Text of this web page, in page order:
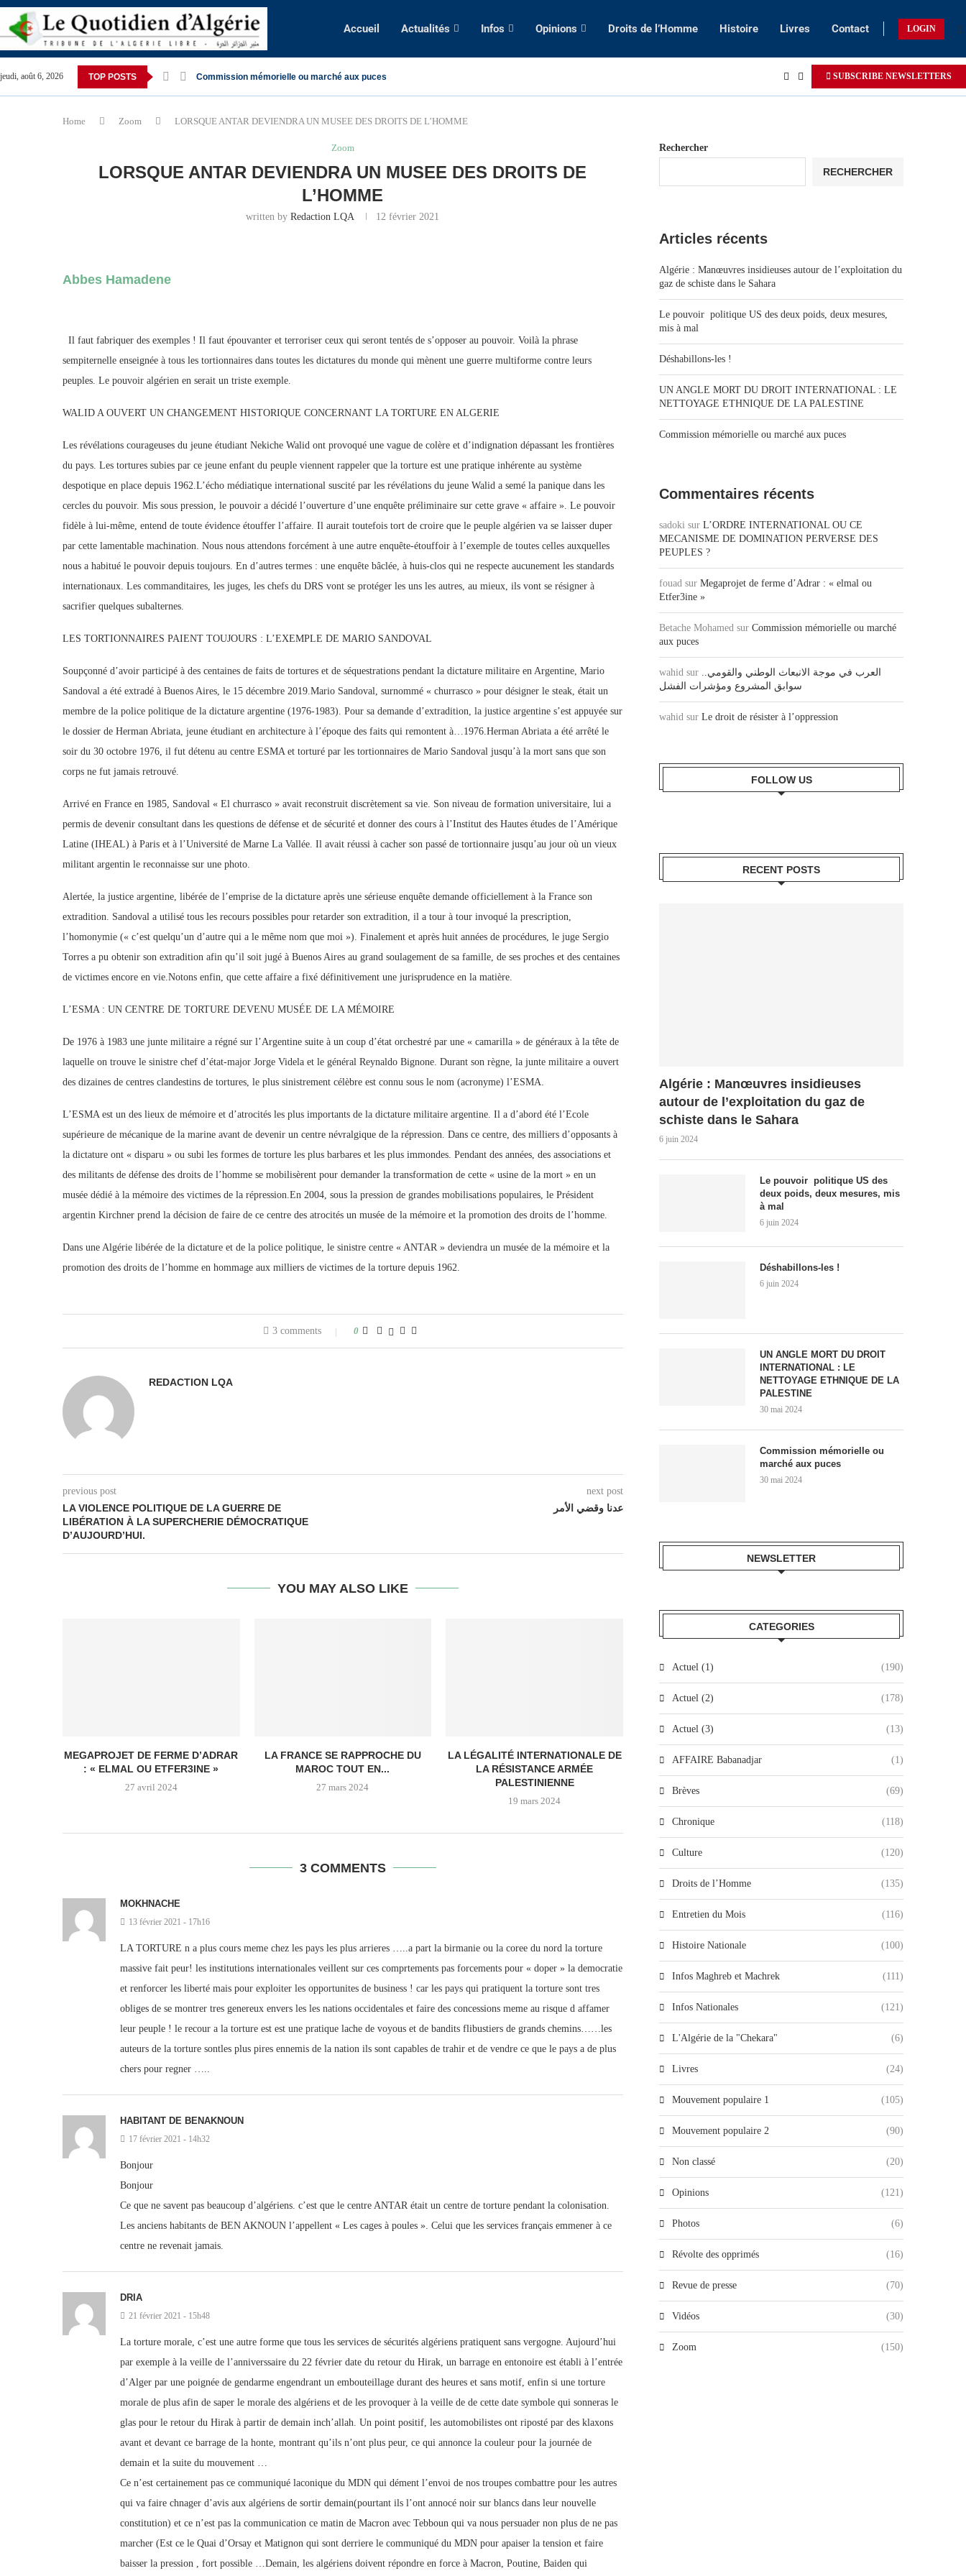
Accueil Actualités Infos Opinions Droits de l’Homme Histoire Livres Contact LOGIN
jeudi, août 6, 2026 TOP POSTS Commission mémorielle ou marché aux puces SUBSCRIBE NEWSLETTERS
Home Zoom LORSQUE ANTAR DEVIENDRA UN MUSEE DES DROITS DE L’HOMME
Zoom
LORSQUE ANTAR DEVIENDRA UN MUSEE DES DROITS DE
L’HOMME
written byRedaction LQA 12 février 2021
Abbes Hamadene
Il faut fabriquer des exemples ! Il faut épouvanter et terroriser ceux qui seront tentés de s’opposer au pouvoir. Voilà la phrase
sempiternelle enseignée à tous les tortionnaires dans toutes les dictatures du monde qui mènent une guerre multiforme contre leurs
peuples. Le pouvoir algérien en serait un triste exemple.
WALID A OUVERT UN CHANGEMENT HISTORIQUE CONCERNANT LA TORTURE EN ALGERIE
Les révélations courageuses du jeune étudiant Nekiche Walid ont provoqué une vague de colère et d’indignation dépassant les frontières
du pays. Les tortures subies par ce jeune enfant du peuple viennent rappeler que la torture est une pratique inhérente au système
despotique en place depuis 1962.L’écho médiatique international suscité par les révélations du jeune Walid a semé la panique dans les
cercles du pouvoir. Mis sous pression, le pouvoir a décidé l’ouverture d’une enquête préliminaire sur cette grave « affaire ». Le pouvoir
fidèle à lui-même, entend de toute évidence étouffer l’affaire. Il aurait toutefois tort de croire que le peuple algérien va se laisser duper
par cette lamentable machination. Nous nous attendons forcément à une autre enquête-étouffoir à l’exemple de toutes celles auxquelles
nous a habitué le pouvoir depuis toujours. En d’autres termes : une enquête bâclée, à huis-clos qui ne respecte aucunement les standards
internationaux. Les commanditaires, les juges, les chefs du DRS vont se protéger les uns les autres, au mieux, ils vont se résigner à
sacrifier quelques subalternes.
LES TORTIONNAIRES PAIENT TOUJOURS : L’EXEMPLE DE MARIO SANDOVAL
Soupçonné d’avoir participé à des centaines de faits de tortures et de séquestrations pendant la dictature militaire en Argentine, Mario
Sandoval a été extradé à Buenos Aires, le 15 décembre 2019.Mario Sandoval, surnommé « churrasco » pour désigner le steak, était un
membre de la police politique de la dictature argentine (1976-1983). Pour sa demande d’extradition, la justice argentine s’est appuyée sur
le dossier de Herman Abriata, jeune étudiant en architecture à l’époque des faits qui remontent à…1976.Herman Abriata a été arrêté le
soir du 30 octobre 1976, il fut détenu au centre ESMA et torturé par les tortionnaires de Mario Sandoval jusqu’à la mort sans que son
corps ne fut jamais retrouvé.
Arrivé en France en 1985, Sandoval « El churrasco » avait reconstruit discrètement sa vie. Son niveau de formation universitaire, lui a
permis de devenir consultant dans les questions de défense et de sécurité et donner des cours à l’Institut des Hautes études de l’Amérique
Latine (IHEAL) à Paris et à l’Université de Marne La Vallée. Il avait réussi à cacher son passé de tortionnaire jusqu’au jour où un vieux
militant argentin le reconnaisse sur une photo.
Alertée, la justice argentine, libérée de l’emprise de la dictature après une sérieuse enquête demande officiellement à la France son
extradition. Sandoval a utilisé tous les recours possibles pour retarder son extradition, il a tour à tour invoqué la prescription,
l’homonymie (« c’est quelqu’un d’autre qui a le même nom que moi »). Finalement et après huit années de procédures, le juge Sergio
Torres a pu obtenir son extradition afin qu’il soit jugé à Buenos Aires au grand soulagement de sa famille, de ses proches et des centaines
de victimes encore en vie.Notons enfin, que cette affaire a fixé définitivement une jurisprudence en la matière.
L’ESMA : UN CENTRE DE TORTURE DEVENU MUSÉE DE LA MÉMOIRE
De 1976 à 1983 une junte militaire a régné sur l’Argentine suite à un coup d’état orchestré par une « camarilla » de généraux à la tête de
laquelle on trouve le sinistre chef d’état-major Jorge Videla et le général Reynaldo Bignone. Durant son règne, la junte militaire a ouvert
des dizaines de centres clandestins de tortures, le plus sinistrement célèbre est connu sous le nom (acronyme) l’ESMA.
L’ESMA est un des lieux de mémoire et d’atrocités les plus importants de la dictature militaire argentine. Il a d’abord été l’Ecole
supérieure de mécanique de la marine avant de devenir un centre névralgique de la répression. Dans ce centre, des milliers d’opposants à
la dictature ont « disparu » ou subi les formes de torture les plus barbares et les plus immondes. Pendant des années, des associations et
des militants de défense des droits de l’homme se mobilisèrent pour demander la transformation de cette « usine de la mort » en un
musée dédié à la mémoire des victimes de la répression.En 2004, sous la pression de grandes mobilisations populaires, le Président
argentin Kirchner prend la décision de faire de ce centre des atrocités un musée de la mémoire et la promotion des droits de l’homme.
Dans une Algérie libérée de la dictature et de la police politique, le sinistre centre « ANTAR » deviendra un musée de la mémoire et la
promotion des droits de l’homme en hommage aux milliers de victimes de la torture depuis 1962.
3 comments 0
REDACTION LQA
previous post
LA VIOLENCE POLITIQUE DE LA GUERRE DE
LIBÉRATION À LA SUPERCHERIE DÉMOCRATIQUE
D’AUJOURD’HUI.
next post
عدنا وقضي الأمر
YOU MAY ALSO LIKE
MEGAPROJET DE FERME D’ADRAR
: « ELMAL OU ETFER3INE »
27 avril 2024
LA FRANCE SE RAPPROCHE DU
MAROC TOUT EN...
27 mars 2024
LA LÉGALITÉ INTERNATIONALE DE
LA RÉSISTANCE ARMÉE
PALESTINIENNE
19 mars 2024
3 COMMENTS
MOKHNACHE
13 février 2021 - 17h16
LA TORTURE n a plus cours meme chez les pays les plus arrieres …..a part la birmanie ou la coree du nord la torture
massive fait peur! les institutions internationales veillent sur ces comprtements pas forcements pour « doper » la democratie
et renforcer les liberté mais pour exploiter les opportunites de business ! car les pays qui pratiquent la torture sont tres
obliges de se montrer tres genereux envers les les nations occidentales et faire des concessions meme au risque d affamer
leur peuple ! le recour a la torture est est une pratique lache de voyous et de bandits flibustiers de grands chemins……les
auteurs de la torture sontles plus pires ennemis de la nation ils sont capables de trahir et de vendre ce que le pays a de plus
chers pour regner …..
HABITANT DE BENAKNOUN
17 février 2021 - 14h32
Bonjour
Bonjour
Ce que ne savent pas beaucoup d’algériens. c’est que le centre ANTAR était un centre de torture pendant la colonisation.
Les anciens habitants de BEN AKNOUN l’appellent « Les cages à poules ». Celui que les services français emmener à ce
centre ne revenait jamais.
DRIA
21 février 2021 - 15h48
La torture morale, c’est une autre forme que tous les services de sécurités algériens pratiquent sans vergogne. Aujourd’hui
par exemple à la veille de l’anniverssaire du 22 février date du retour du Hirak, un barrage en entonoire est établi à l’entrée
d’Alger par une poignée de gendarme engendrant un embouteillage durant des heures et sans motif, enfin si une torture
morale de plus afin de saper le morale des algériens et de les provoquer à la veille de de cette date symbole qui sonneras le
glas pour le retour du Hirak à partir de demain inch’allah. Un point positif, les automobilistes ont riposté par des klaxons
avant et devant ce barrage de la honte, montrant qu’ils n’ont plus peur, ce qui annonce la couleur pour la journée de
demain et la suite du mouvement …
Ce n’est certainement pas ce communiqué laconique du MDN qui dément l’envoi de nos troupes combattre pour les autres
qui va faire chnager d’avis aux algériens de sortir demain(pourtant ils l’ont annocé noir sur blancs dans leur nouvelle
constitution) et ce n’est pas la communication ce matin de Macron avec Tebboun qui va nous persuader non plus de ne pas
marcher (Est ce le Quai d’Orsay et Matignon qui sont derriere le communiqué du MDN pour apaiser la tension et faire
baisser la pression , fort possible …Demain, les algériens doivent répondre en force à Macron, Poutine, Baiden qui
Rechercher
RECHERCHER
Articles récents
Algérie : Manœuvres insidieuses autour de l’exploitation du
gaz de schiste dans le Sahara
Le pouvoir politique US des deux poids, deux mesures,
mis à mal
Déshabillons-les !
UN ANGLE MORT DU DROIT INTERNATIONAL : LE
NETTOYAGE ETHNIQUE DE LA PALESTINE
Commission mémorielle ou marché aux puces
Commentaires récents
sadoki sur L’ORDRE INTERNATIONAL OU CE
MECANISME DE DOMINATION PERVERSE DES
PEUPLES ?
fouad sur Megaprojet de ferme d’Adrar : « elmal ou
Etfer3ine »
Betache Mohamed sur Commission mémorielle ou marché
aux puces
wahid sur العرب في موجة الانبعاث الوطني والقومي..
سوابق المشروع ومؤشرات الفشل
wahid sur Le droit de résister à l’oppression
FOLLOW US
RECENT POSTS
Algérie : Manœuvres insidieuses
autour de l’exploitation du gaz de
schiste dans le Sahara
6 juin 2024
Le pouvoir politique US des
deux poids, deux mesures, mis
à mal
6 juin 2024
Déshabillons-les !
6 juin 2024
UN ANGLE MORT DU DROIT
INTERNATIONAL : LE
NETTOYAGE ETHNIQUE DE LA
PALESTINE
30 mai 2024
Commission mémorielle ou
marché aux puces
30 mai 2024
NEWSLETTER
CATEGORIES
Actuel (1) (190)
Actuel (2) (178)
Actuel (3) (13)
AFFAIRE Babanadjar (1)
Brèves (69)
Chronique (118)
Culture (120)
Droits de l’Homme (135)
Entretien du Mois (116)
Histoire Nationale (100)
Infos Maghreb et Machrek (111)
Infos Nationales (121)
L'Algérie de la "Chekara" (6)
Livres (24)
Mouvement populaire 1 (105)
Mouvement populaire 2 (90)
Non classé (20)
Opinions (121)
Photos (6)
Révolte des opprimés (16)
Revue de presse (70)
Vidéos (30)
Zoom (150)